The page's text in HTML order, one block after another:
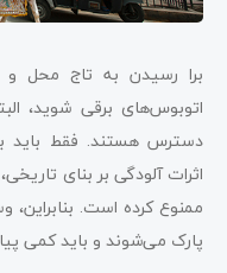
برا رسیدن به تاج محل
اتوبوس‌های برقی شوید،
دسترس هستند. فقط باید
اثرات آلودگی بر بنای
ممنوع کرده است. بنابراین،
پارک می‌شوند و باید کمی